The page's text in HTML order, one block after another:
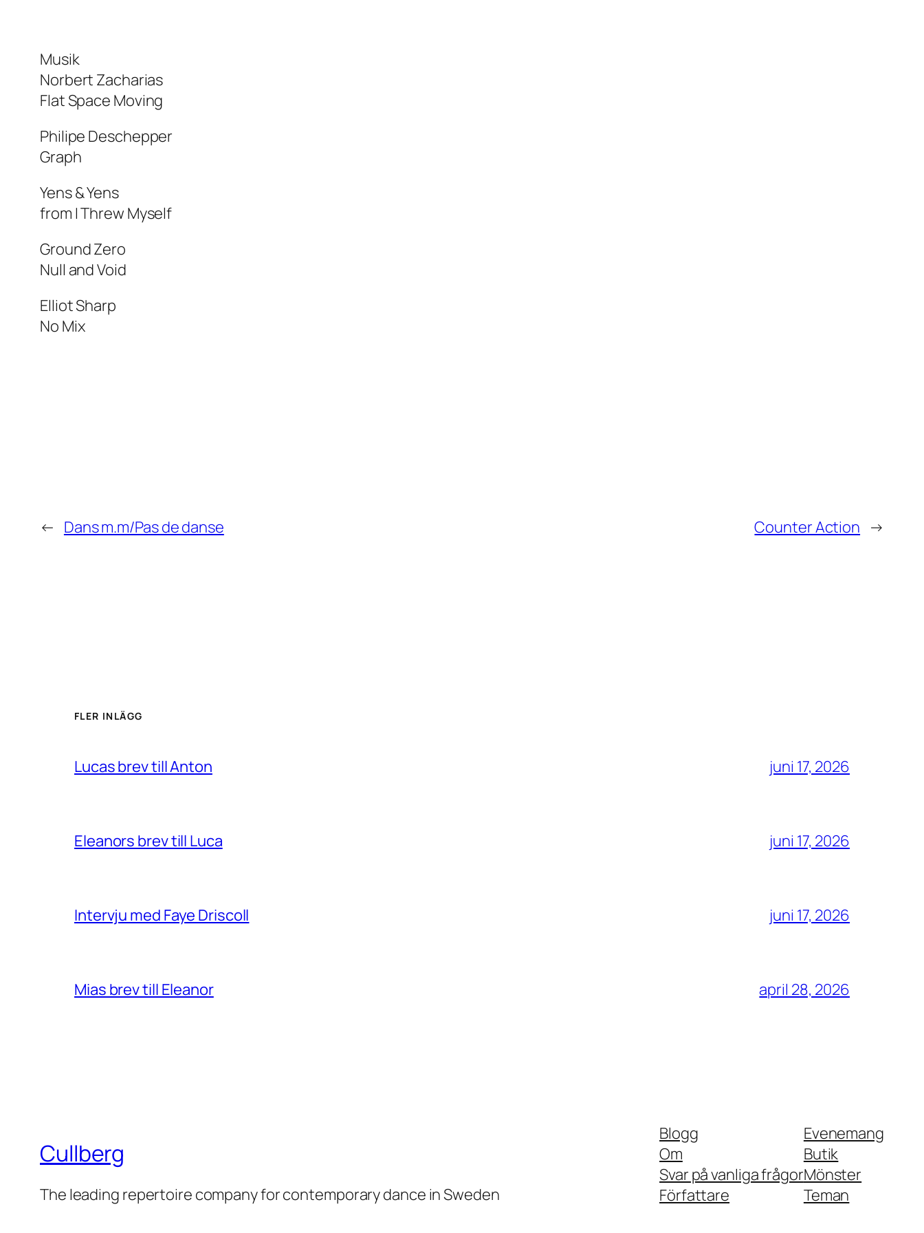
Musik
Norbert Zacharias
Flat Space Moving
Philipe Deschepper
Graph
Yens & Yens
from I Threw Myself
Ground Zero
Null and Void
Elliot Sharp
No Mix
← Dans m.m/Pas de danse Counter Action →
FLER INLÄGG
Lucas brev till Anton juni 17, 2026
Eleanors brev till Luca juni 17, 2026
Intervju med Faye Driscoll juni 17, 2026
Mias brev till Eleanor april 28, 2026
Cullberg
The leading repertoire company for contemporary dance in Sweden
Blogg
Om
Svar på vanliga frågor
Författare
Evenemang
Butik
Mönster
Teman